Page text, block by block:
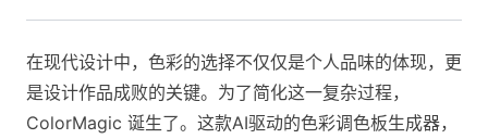
在现代设计中，色彩的选择不仅仅是个人品味的体现，更
是设计作品成败的关键。为了简化这一复杂过程，
ColorMagic 诞生了。这款AI驱动的色彩调色板生成器，